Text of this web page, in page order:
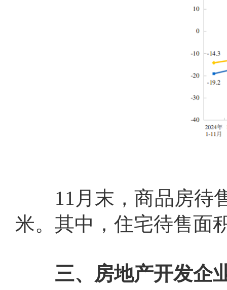
11 月末，商品房待
米。其中，住宅待售面
三、房地产开发企